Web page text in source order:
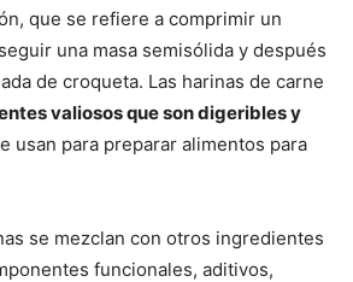
que se refiere a comprimir un
una masa semisólida y después
de croqueta. Las harinas de carne
valiosos que son digeribles y
usan para preparar alimentos para
se mezclan con otros ingredientes
funcionales, aditivos,